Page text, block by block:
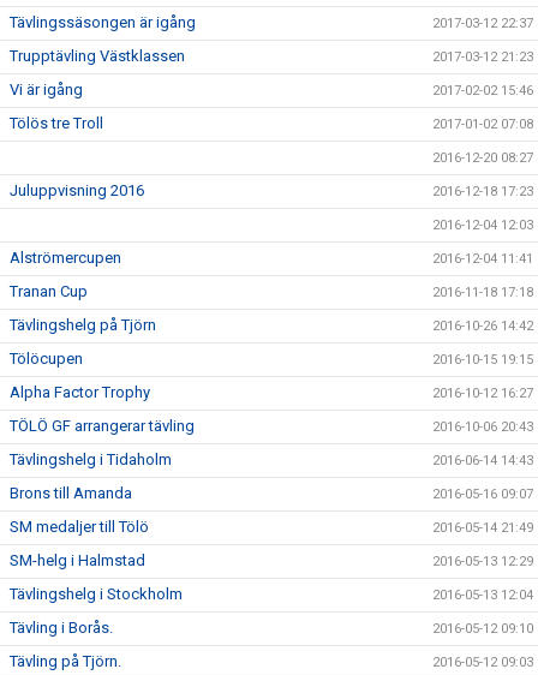
Tävlingssäsongen är igång 2017-03-12 22:37
Trupptävling Västklassen 2017-03-12 21:23
Vi är igång 2017-02-02 15:46
Tölös tre Troll 2017-01-02 07:08
2016-12-20 08:27
Juluppvisning 2016 2016-12-18 17:23
2016-12-04 12:03
Alströmercupen 2016-12-04 11:41
Tranan Cup 2016-11-18 17:18
Tävlingshelg på Tjörn 2016-10-26 14:42
Tölöcupen 2016-10-15 19:15
Alpha Factor Trophy 2016-10-12 16:27
TÖLÖ GF arrangerar tävling 2016-10-06 20:43
Tävlingshelg i Tidaholm 2016-06-14 14:43
Brons till Amanda 2016-05-16 09:07
SM medaljer till Tölö 2016-05-14 21:49
SM-helg i Halmstad 2016-05-13 12:29
Tävlingshelg i Stockholm 2016-05-13 12:04
Tävling i Borås. 2016-05-12 09:10
Tävling på Tjörn. 2016-05-12 09:03